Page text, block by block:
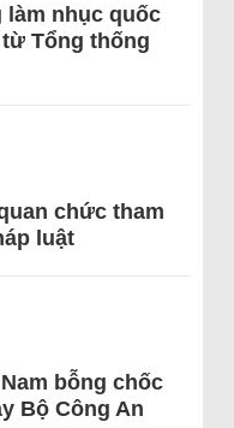
nhục quốc
Tổng thống
chức tham
luật
bỗng chốc
Bộ Công An